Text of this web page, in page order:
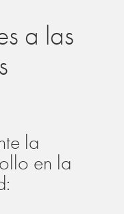
a las
la
en la